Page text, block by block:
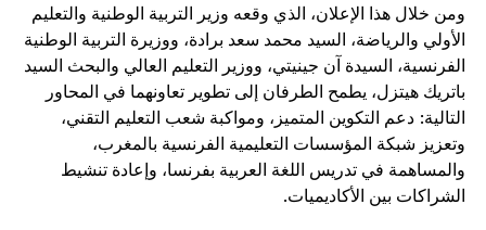
ومن خلال هذا الإعلان، الذي وقعه وزير التربية الوطنية والتعليم
الأولي والرياضة، السيد محمد سعد برادة، ووزيرة التربية الوطنية
الفرنسية، السيدة آن جينيتي، ووزير التعليم العالي والبحث السيد
باتريك هيتزل، يطمح الطرفان إلى تطوير تعاونهما في المحاور
التالية: دعم التكوين المتميز، ومواكبة شعب التعليم التقني،
وتعزيز شبكة المؤسسات التعليمية الفرنسية بالمغرب،
والمساهمة في تدريس اللغة العربية بفرنسا، وإعادة تنشيط
الشراكات بين الأكاديميات.